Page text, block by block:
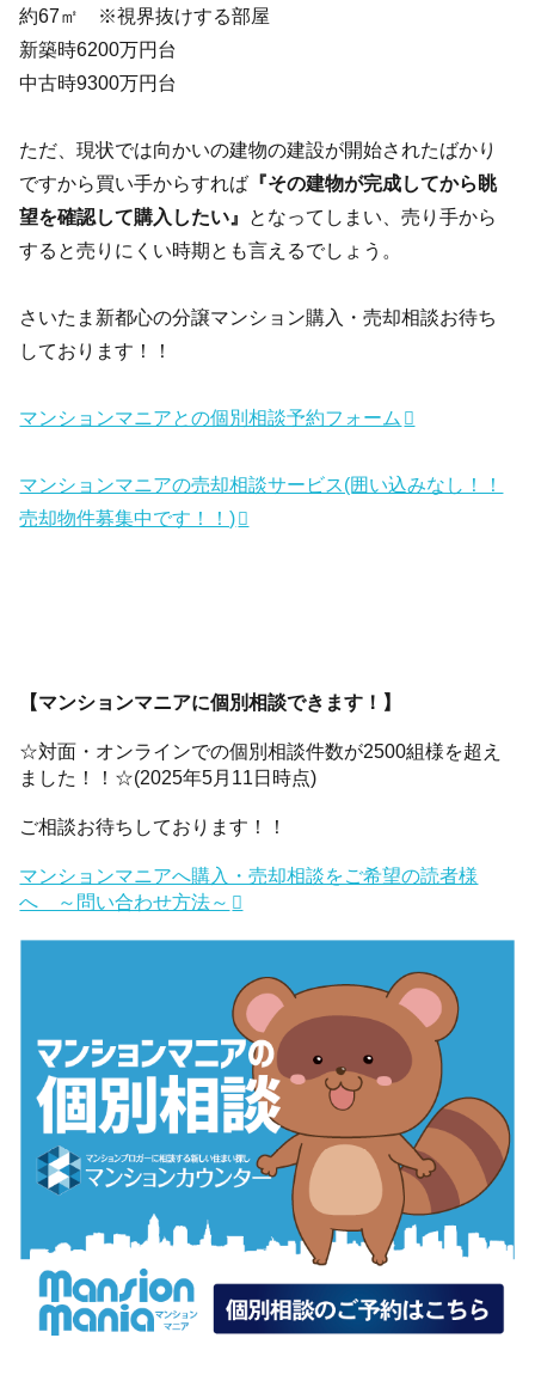
約67㎡ ※視界抜けする部屋
新築時6200万円台
中古時9300万円台
ただ、現状では向かいの建物の建設が開始されたばかり
ですから買い手からすれば 『その建物が完成してから眺
望を確認して購入したい』 となってしまい、売り手から
すると売りにくい時期とも言えるでしょう。
さいたま新都心の分譲マンション購入・売却相談お待ち
しております！！
マンションマニアとの個別相談予約フォーム
マンションマニアの売却相談サービス(囲い込みなし！！
売却物件募集中です！！)
【マンションマニアに個別相談できます！】
☆対面・オンラインでの個別相談件数が2500組様を超え
ました！！☆(2025年5月11日時点)
ご相談お待ちしております！！
マンションマニアへ購入・売却相談をご希望の読者様
へ ～問い合わせ方法～